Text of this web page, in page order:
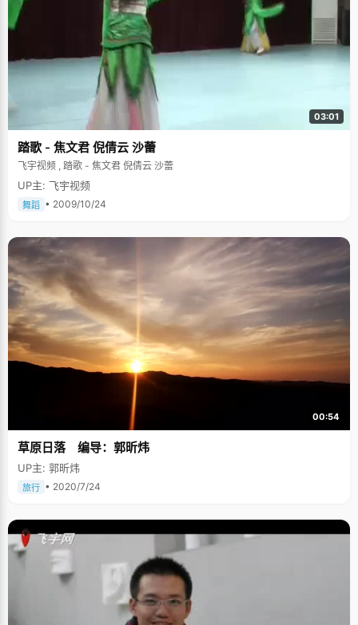
03:01
踏歌 - 焦文君 倪倩云 沙蕾
飞宇视频 , 踏歌 - 焦文君 倪倩云 沙蕾
UP主: 飞宇视频
舞蹈 • 2009/10/24
00:54
草原日落 编导：郭昕炜
UP主: 郭昕炜
旅行 • 2020/7/24